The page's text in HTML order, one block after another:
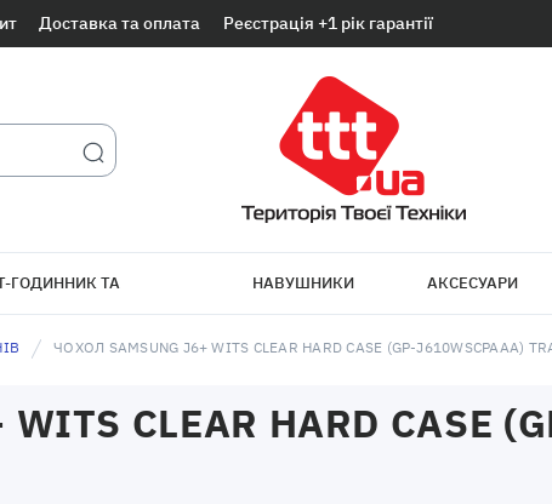
Доставка та оплата Реєстрація +1 рік гарантії
ГОДИННИК ТА НАВУШНИКИ АКСЕСУАРИ
ЧОХОЛ SAMSUNG J6+ WITS CLEAR HARD CASE (GP-J610WSCPAAA)
CLEAR HARD CASE